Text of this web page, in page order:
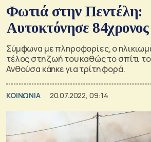
Φωτιά στην Πεντέλη:
Αυτοκτόνησε
Σύμφωνα με πληροφορίες, ο
τέλος στη ζωή του καθώς το σπίτι
Ανθούσα κάηκε για τρίτη φορά.
ΚΟΙΝΩΝΙΑ 20.07.2022, 09:14